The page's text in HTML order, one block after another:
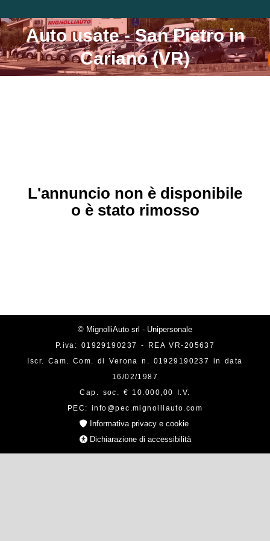
Auto usate - San Pietro in
Cariano (VR)
Tu sei qui:
L'annuncio non è disponibile
o è stato rimosso
© MignolliAuto srl - Unipersonale
P.iva: 01929190237 - REA VR-205637
Iscr. Cam. Com. di Verona n. 01929190237 in data
16/02/1987
Cap. soc. € 10.000,00 I.V.
PEC: info@pec.mignolliauto.com
Informativa privacy e cookie
Dichiarazione di accessibilità